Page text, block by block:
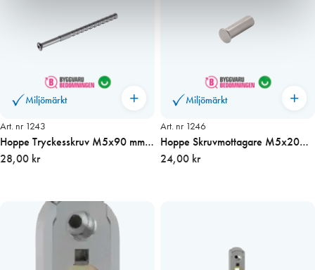
Miljömärkt
Art. nr 1243
Hoppe Tryckesskruv M5x90 mm,
kapbar
28,00 kr
Miljömärkt
Art. nr 1246
Hoppe Skruvmottagare M5x20
(300/350KL)
24,00 kr